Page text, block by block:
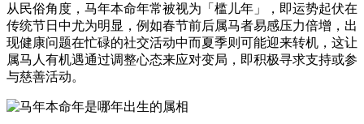
从民俗角度，马年本命年常被视为「槛儿年」，即运势起伏在
传统节日中尤为明显，例如春节前后属马者易感压力倍增，出
现健康问题在忙碌的社交活动中而夏季则可能迎来转机，这让
属马人有机遇通过调整心态来应对变局，即积极寻求支持或参
与慈善活动。